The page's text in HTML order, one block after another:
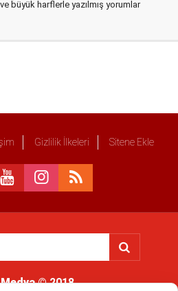
büyük harflerle yazılmış yorumlar
Gizlilik İlkeleri Sitene Ekle
© 2018